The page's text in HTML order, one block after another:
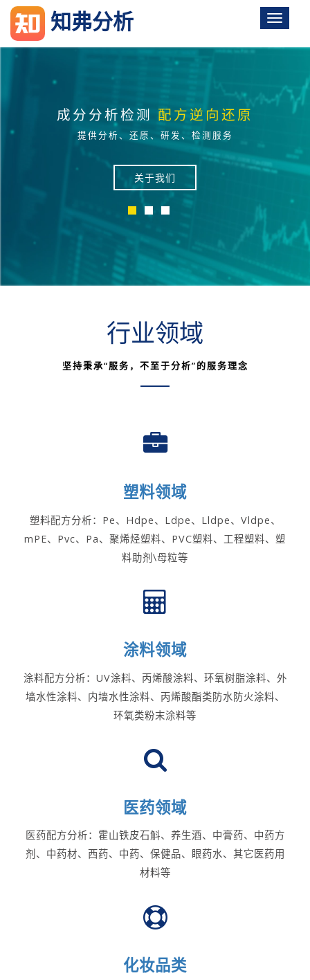
知弗分析
成分分析检测 配方逆向还原
提供分析、还原、研发、检测服务
关于我们
行业领域
坚持秉承“服务，不至于分析”的服务理念
塑料领域
塑料配方分析：Pe、Hdpe、Ldpe、Lldpe、Vldpe、
mPE、Pvc、Pa、聚烯烃塑料、PVC塑料、工程塑料、塑
料助剂\母粒等
涂料领域
涂料配方分析：UV涂料、丙烯酸涂料、环氧树脂涂料、外
墙水性涂料、内墙水性涂料、丙烯酸酯类防水防火涂料、
环氧类粉末涂料等
医药领域
医药配方分析：霍山铁皮石斛、养生酒、中膏药、中药方
剂、中药材、西药、中药、保健品、眼药水、其它医药用
材料等
化妆品类